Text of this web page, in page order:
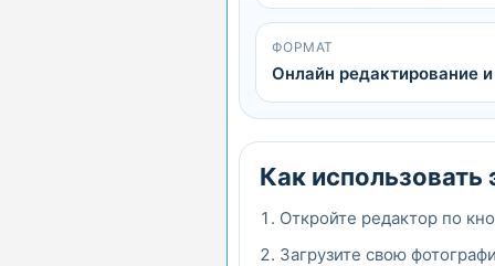
ФОРМАТ
Онлайн редактирование
Как использовать
Откройте редактор по
Загрузите свою